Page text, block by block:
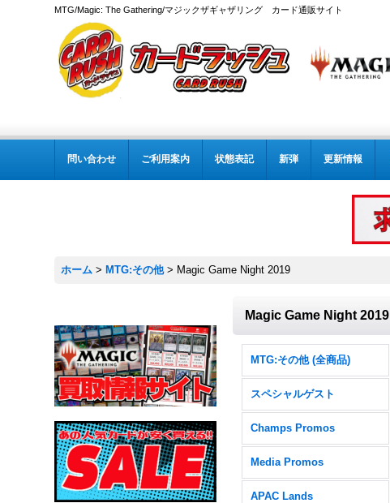
MTG/Magic: The Gathering/マジックザギャザリング カード通販サイト
問い合わせ ご利用案内 状態表記 新弾 更新情報
ホーム > MTG:その他 > Magic Game Night 2019
Magic Game Night 2019
MTG:その他 (全商品)
スペシャルゲスト
Champs Promos
Media Promos
APAC Lands